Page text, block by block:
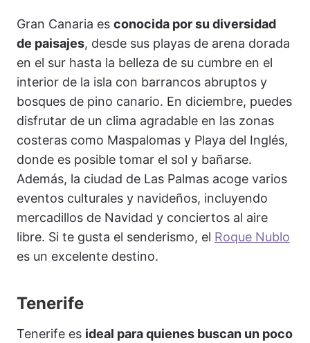
Gran Canaria es conocida por su diversidad
de paisajes, desde sus playas de arena dorada
en el sur hasta la belleza de su cumbre en el
interior de la isla con barrancos abruptos y
bosques de pino canario. En diciembre, puedes
disfrutar de un clima agradable en las zonas
costeras como Maspalomas y Playa del Inglés,
donde es posible tomar el sol y bañarse.
Además, la ciudad de Las Palmas acoge varios
eventos culturales y navideños, incluyendo
mercadillos de Navidad y conciertos al aire
libre. Si te gusta el senderismo, el Roque Nublo
es un excelente destino.
Tenerife
Tenerife es ideal para quienes buscan un poco